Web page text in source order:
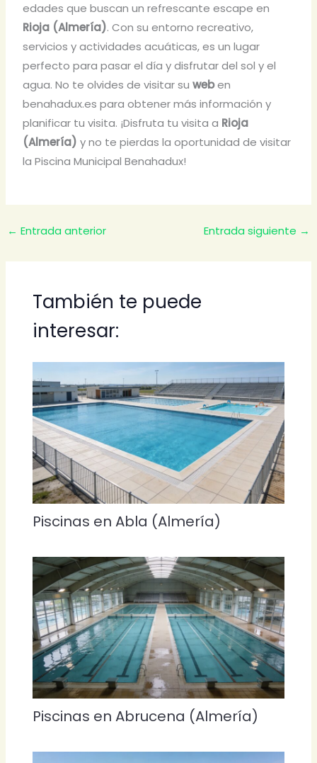
edades que buscan un refrescante escape en
Rioja (Almería). Con su entorno recreativo,
servicios y actividades acuáticas, es un lugar
perfecto para pasar el día y disfrutar del sol y el
agua. No te olvides de visitar suweben
benahadux.es para obtener más información y
planificar tu visita. ¡Disfruta tu visita a Rioja
(Almería) y no te pierdas la oportunidad de visitar
la Piscina Municipal Benahadux!
← Entrada anterior Entrada siguiente →
También te puede
interesar:
Piscinas en Abla (Almería)
Piscinas en Abrucena (Almería)